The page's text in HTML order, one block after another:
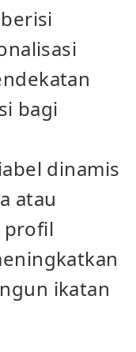
bagi
dinamis
atau
profil
ikatan